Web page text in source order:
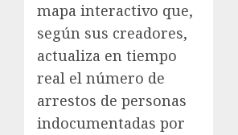
mapa interactivo que,
según sus creadores,
actualiza en tiempo
real el número de
arrestos de personas
indocumentadas por